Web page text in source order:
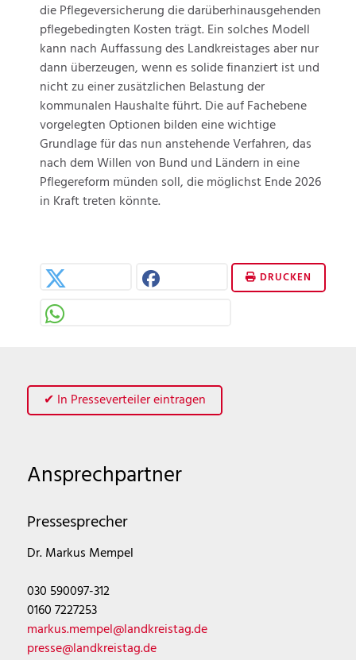
die Pflegeversicherung die darüberhinausgehenden
pflegebedingten Kosten trägt. Ein solches Modell
kann nach Auffassung des Landkreistages aber nur
dann überzeugen, wenn es solide finanziert ist und
nicht zu einer zusätzlichen Belastung der
kommunalen Haushalte führt. Die auf Fachebene
vorgelegten Optionen bilden eine wichtige
Grundlage für das nun anstehende Verfahren, das
nach dem Willen von Bund und Ländern in eine
Pflegereform münden soll, die möglichst Ende 2026
in Kraft treten könnte.
DRUCKEN
✔ In Presseverteiler eintragen
Ansprechpartner
Pressesprecher
Dr. Markus Mempel
030 590097-312
0160 7227253
markus.mempel@landkreistag.de
presse@landkreistag.de